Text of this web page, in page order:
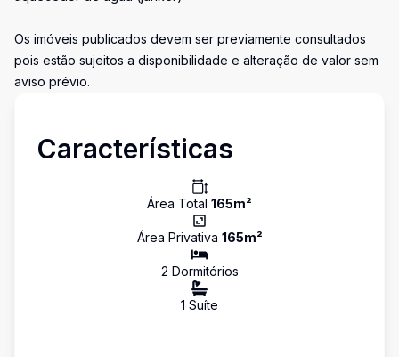
Os imóveis publicados devem ser previamente consultados
pois estão sujeitos a disponibilidade e alteração de valor sem
aviso prévio.
Características
Área Total 165m²
Área Privativa 165m²
2 Dormitórios
1 Suíte